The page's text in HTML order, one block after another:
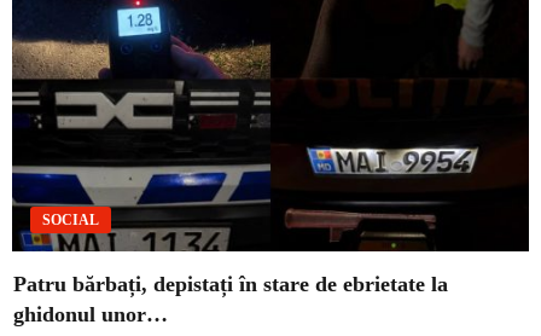
SOCIAL
Patru bărbați, depistați în stare de ebrietate la
ghidonul unor…